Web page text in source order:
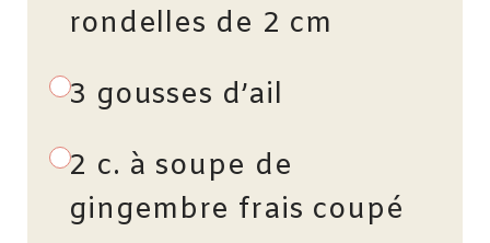
rondelles de 2 cm
3 gousses d’ail
2 c. à soupe de
gingembre frais coupé